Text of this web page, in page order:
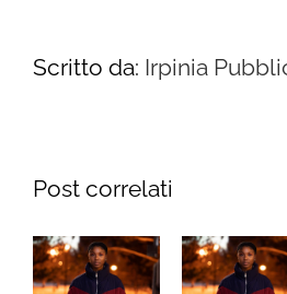
Scritto da: Irpinia
Post correlati